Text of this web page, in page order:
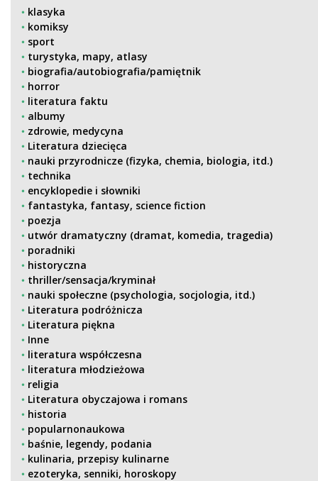
klasyka
komiksy
sport
turystyka, mapy, atlasy
biografia/autobiografia/pamiętnik
horror
literatura faktu
albumy
zdrowie, medycyna
Literatura dziecięca
nauki przyrodnicze (fizyka, chemia, biologia, itd.)
technika
encyklopedie i słowniki
fantastyka, fantasy, science fiction
poezja
utwór dramatyczny (dramat, komedia, tragedia)
poradniki
historyczna
thriller/sensacja/kryminał
nauki społeczne (psychologia, socjologia, itd.)
Literatura podróżnicza
Literatura piękna
Inne
literatura współczesna
literatura młodzieżowa
religia
Literatura obyczajowa i romans
historia
popularnonaukowa
baśnie, legendy, podania
kulinaria, przepisy kulinarne
ezoteryka, senniki, horoskopy